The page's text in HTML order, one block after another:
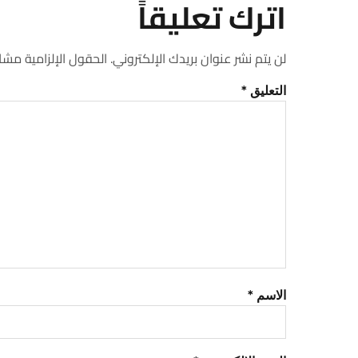
اترك تعليقاً
لن يتم نشر عنوان بريدك الإلكتروني. الحقول الإلزامية
التعليق *
الاسم *